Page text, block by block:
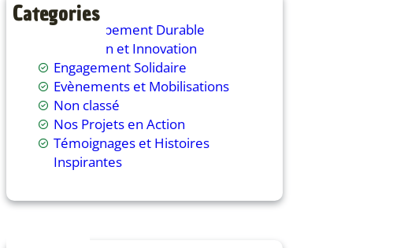
Categories
Développement Durable
Education et Innovation
Engagement Solidaire
Evènements et Mobilisations
Non classé
Nos Projets en Action
Témoignages et Histoires
Inspirantes